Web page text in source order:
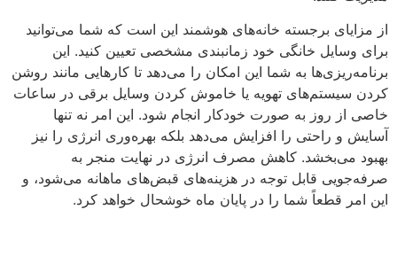
از مزایای برجسته خانه‌های هوشمند این است که شما می‌توانید
برای وسایل خانگی خود زمانبندی مشخصی تعیین کنید. این
برنامه‌ریزی‌ها به شما این امکان را می‌دهد تا کارهایی مانند روشن
کردن سیستم‌های تهویه یا خاموش کردن وسایل برقی در ساعات
خاصی از روز به صورت خودکار انجام شود. این امر نه تنها
آسایش و راحتی را افزایش می‌دهد بلکه بهره‌وری انرژی را نیز
بهبود می‌بخشد. کاهش مصرف انرژی در نهایت منجر به
صرفه‌جویی قابل توجه در هزینه‌های قبض‌های ماهانه می‌شود، و
این امر قطعاً شما را در پایان ماه خوشحال خواهد کرد.